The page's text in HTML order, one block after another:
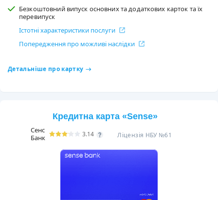
Безкоштовний випуск основних та додаткових карток та їх
перевипуск
Істотні характеристики послуги
Попередження про можливі наслідки
Детальніше про картку
Кредитна карта «Sense»
Сенс
Банк
3.14 Ліцензія НБУ №61